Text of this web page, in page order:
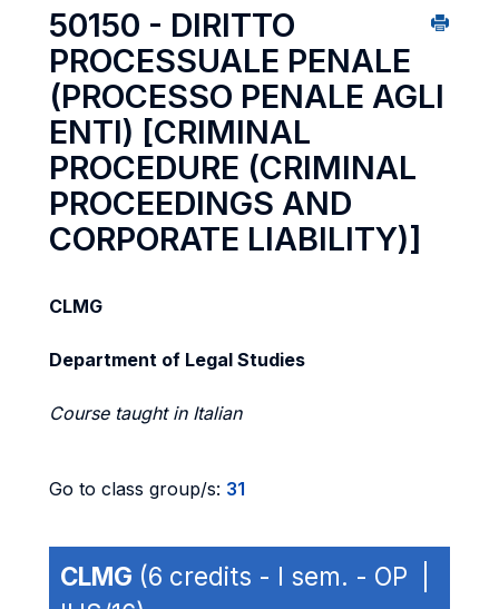
50150 - DIRITTO
PROCESSUALE PENALE
(PROCESSO PENALE AGLI
ENTI) [CRIMINAL
PROCEDURE (CRIMINAL
PROCEEDINGS AND
CORPORATE LIABILITY)]
CLMG
Department of Legal Studies
Course taught in Italian
Go to class group/s: 31
CLMG (6 credits - I sem. - OP |